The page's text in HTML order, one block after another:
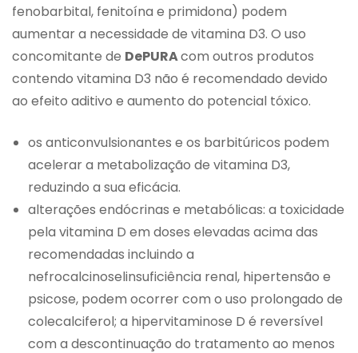
fenobarbital, fenitoína e primidona) podem
aumentar a necessidade de vitamina D3. O uso
concomitante de DePURAcom outros produtos
contendo vitamina D3 não é recomendado devido
ao efeito aditivo e aumento do potencial tóxico.
os anticonvulsionantes e os barbitúricos podem
acelerar a metabolização de vitamina D3,
reduzindo a sua eficácia.
alterações endócrinas e metabólicas: a toxicidade
pela vitamina D em doses elevadas acima das
recomendadas incluindo a
nefrocalcinoselinsuficiência renal, hipertensão e
psicose, podem ocorrer com o uso prolongado de
colecalciferol; a hipervitaminose D é reversível
com a descontinuação do tratamento ao menos